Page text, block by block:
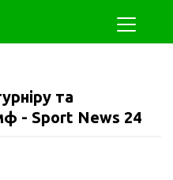
та
- Sport News 24